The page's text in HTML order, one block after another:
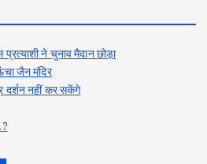
s
p
ने चुनाव मैदान छोड़ा
जैन मंदिर
दर्शन नहीं कर सकेंगे